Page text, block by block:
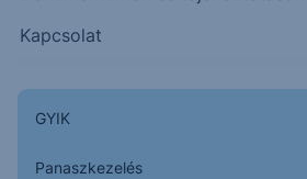
Kapcsolat
GYIK
Panaszkezelés
bányajáradék mértékén,